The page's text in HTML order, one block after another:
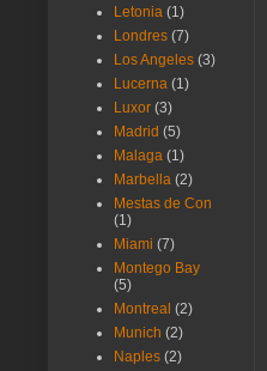
Letonia (1)
Londres (7)
Los Angeles (3)
Lucerna (1)
Luxor (3)
Madrid (5)
Malaga (1)
Marbella (2)
Mestas de Con
(1)
Miami (7)
Montego Bay
(5)
Montreal (2)
Munich (2)
Naples (2)